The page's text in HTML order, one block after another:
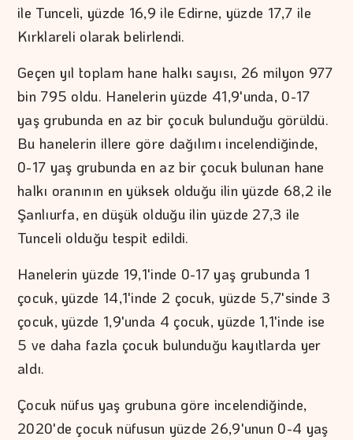
ile Tunceli, yüzde 16,9 ile Edirne, yüzde 17,7 ile
Kırklareli olarak belirlendi.
Geçen yıl toplam hane halkı sayısı, 26 milyon 977
bin 795 oldu. Hanelerin yüzde 41,9'unda, 0-17
yaş grubunda en az bir çocuk bulunduğu görüldü.
Bu hanelerin illere göre dağılımı incelendiğinde,
0-17 yaş grubunda en az bir çocuk bulunan hane
halkı oranının en yüksek olduğu ilin yüzde 68,2 ile
Şanlıurfa, en düşük olduğu ilin yüzde 27,3 ile
Tunceli olduğu tespit edildi.
Hanelerin yüzde 19,1'inde 0-17 yaş grubunda 1
çocuk, yüzde 14,1'inde 2 çocuk, yüzde 5,7'sinde 3
çocuk, yüzde 1,9'unda 4 çocuk, yüzde 1,1'inde ise
5 ve daha fazla çocuk bulunduğu kayıtlarda yer
aldı.
Çocuk nüfus yaş grubuna göre incelendiğinde,
2020'de çocuk nüfusun yüzde 26,9'unun 0-4 yaş